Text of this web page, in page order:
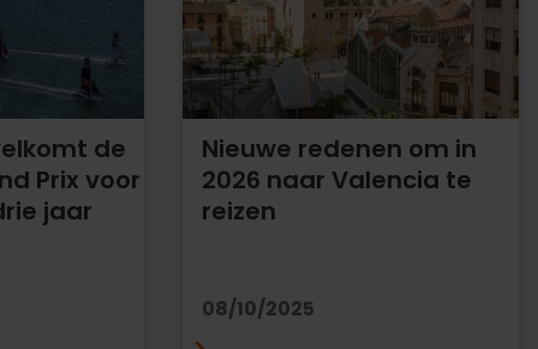
de
Prix voor
jaar
Nieuwe redenen om in
2026 naar Valencia te
reizen
08/10/2025